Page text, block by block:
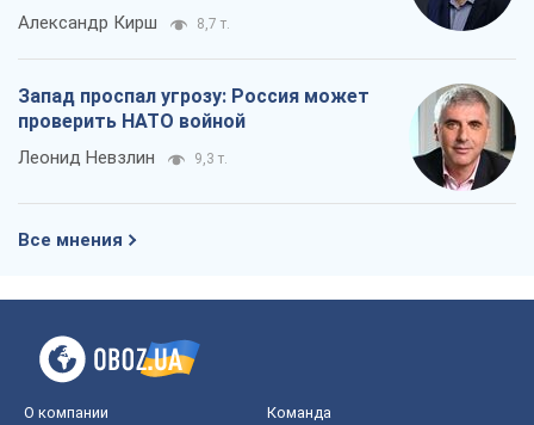
Александр Кирш 8,7 т.
Запад проспал угрозу: Россия может
проверить НАТО войной
Леонид Невзлин 9,3 т.
Все мнения
О компании Команда